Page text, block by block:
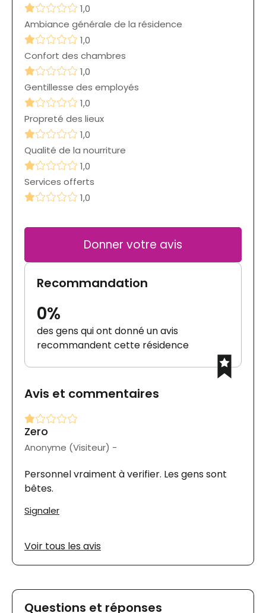
1,0
Ambiance générale de la résidence
1,0
Confort des chambres
1,0
Gentillesse des employés
1,0
Propreté des lieux
1,0
Qualité de la nourriture
1,0
Services offerts
1,0
Donner votre avis
Recommandation
0%
des gens qui ont donné un avis
recommandent cette résidence
Avis et commentaires
Zero
Anonyme (Visiteur) -
Personnel vraiment à verifier. Les gens sont
bêtes.
Signaler
Voir tous les avis
Questions et réponses